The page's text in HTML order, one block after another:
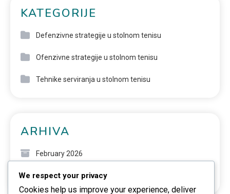
KATEGORIJE
Defenzivne strategije u stolnom tenisu
Ofenzivne strategije u stolnom tenisu
Tehnike serviranja u stolnom tenisu
ARHIVA
February 2026
January 2026
We respect your privacy
Cookies help us improve your experience, deliver